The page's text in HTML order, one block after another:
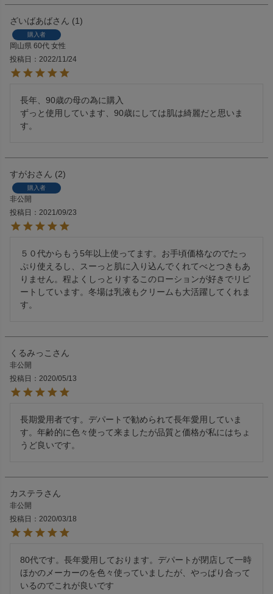
ざいばあば 1
購入者
岡山県 60代 女性
投稿日
2022/11/24
長年、90歳の母の為に購入
ずっと使用しています、90歳にしては肌は綺麗だと思いま
す。
すがお 2
購入者
非公開
投稿日
2021/09/23
５０代からもう5年以上使ってます。お手頃価格なのでたっ
ぷり使えるし、スーっと肌に入り込んでくれてべとつきもあ
りません。程よくしっとりするこのローションが好きでリピ
ートしています。冬場は乳液もクリームも大活躍してくれま
す。
くるみっこ
非公開
投稿日
2020/05/13
長期愛用者です。デパートで勧められて長年愛用していま
す。年齢的に色々使って来ましたが品質と価格が私にはちょ
うど良いです。
カステラ
非公開
投稿日
2020/03/18
80代です。長年愛用しております。デパートが閉店して一時
ほかのメーカーのを色々使っていましたが、やっぱり合って
いるのでこれが良いです